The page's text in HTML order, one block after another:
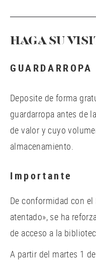
HAGA SU
GUARDARROPA
Deposite de forma
guardarropa antes de
de valor y cuyo
almacenamiento.
Importante
De conformidad con
atentado», se ha
de acceso a la
A partir del martes 1